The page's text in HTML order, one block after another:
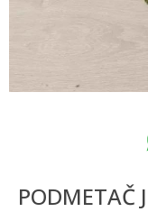
PODMETAČ